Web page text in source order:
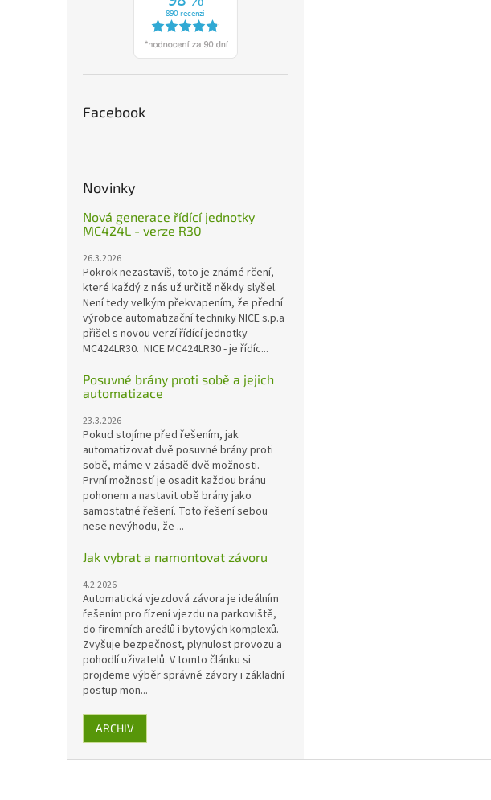
Facebook
Novinky
Nová generace řídící jednotky
MC424L - verze R30
26.3.2026
Pokrok nezastavíš, toto je známé rčení,
které každý z nás už určitě někdy slyšel.
Není tedy velkým překvapením, že přední
výrobce automatizační techniky NICE s.p.a
přišel s novou verzí řídící jednotky
MC424LR30. NICE MC424LR30 - je řídíc...
Posuvné brány proti sobě a jejich
automatizace
23.3.2026
Pokud stojíme před řešením, jak
automatizovat dvě posuvné brány proti
sobě, máme v zásadě dvě možnosti.
První možností je osadit každou bránu
pohonem a nastavit obě brány jako
samostatné řešení. Toto řešení sebou
nese nevýhodu, že ...
Jak vybrat a namontovat závoru
4.2.2026
Automatická vjezdová závora je ideálním
řešením pro řízení vjezdu na parkoviště,
do firemních areálů i bytových komplexů.
Zvyšuje bezpečnost, plynulost provozu a
pohodlí uživatelů. V tomto článku si
projdeme výběr správné závory i základní
postup mon...
ARCHIV